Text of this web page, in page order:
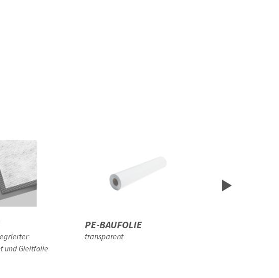
und Gleitfolie
PE-BAUFOLIE
transparent